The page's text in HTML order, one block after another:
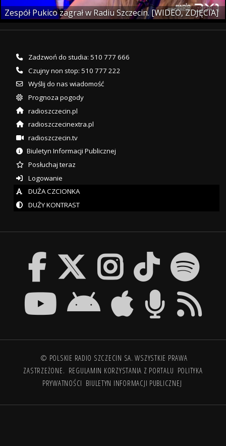
Zespół Pukico zagrał w Radiu Szczecin. [WIDEO, ZDJĘCIA]
Zadzwoń do studia: 510 777 666
Czujny non stop: 510 777 222
Wyślij do nas wiadomość
Prognoza pogody
radioszczecin.pl
radioszczecinextra.pl
radioszczecin.tv
Biuletyn Informacji Publicznej
Posłuchaj teraz
Logowanie
DUŻA CZCIONKA
DUŻY KONTRAST
© POLSKIE RADIO SZCZECIN SA. WSZYSTKIE PRAWA
ZASTRZEŻONE. REGULAMIN KORZYSTANIA Z PORTALU POLITYKA
PRYWATNOŚCI BIULETYN INFORMACJI PUBLICZNEJ